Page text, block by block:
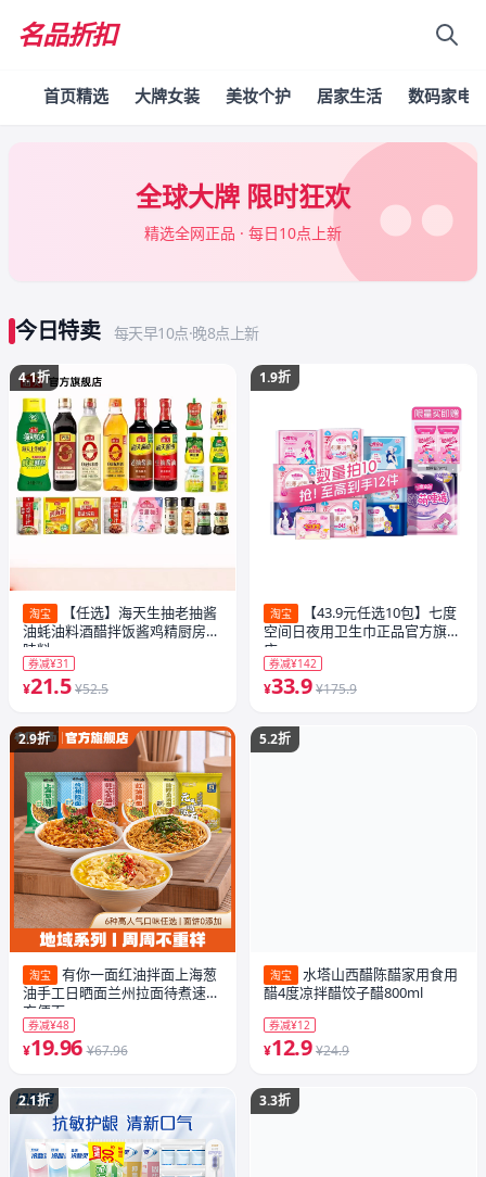
名品折扣
首页精选 大牌女装 美妆个护 居家生活 数码家电
全球大牌 限时狂欢
精选全网正品 · 每日10点上新
今日特卖 每天早10点·晚8点上新
4.1折
淘宝
【任选】海天生抽老抽酱
油蚝油料酒醋拌饭酱鸡精厨房调
味料
券减¥31
¥21.5 ¥52.5
2.9折
淘宝
有你一面红油拌面上海葱
油手工日晒面兰州拉面待煮速食
方便面
券减¥48
¥19.96 ¥67.96
2.1折
1.9折
淘宝
【43.9元任选10包】七度
空间日夜用卫生巾正品官方旗舰
店
券减¥142
¥33.9 ¥175.9
5.2折
淘宝
水塔山西醋陈醋家用食用
醋4度凉拌醋饺子醋800ml
券减¥12
¥12.9 ¥24.9
3.3折